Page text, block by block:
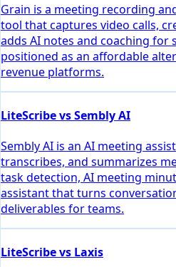
Grain is a meeting recording
tool that captures video calls,
adds AI notes and coaching for
positioned as an affordable
revenue platforms.
LiteScribe vs Sembly AI
Sembly AI is an AI meeting
transcribes, and summarizes
task detection, AI meeting
assistant that turns
deliverables for teams.
LiteScribe vs Laxis